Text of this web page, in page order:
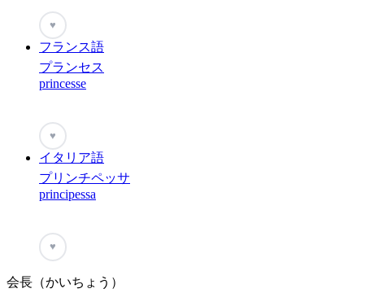
♥
フランス語
プランセス
princesse
♥
イタリア語
プリンチペッサ
principessa
♥
会長（かいちょう）